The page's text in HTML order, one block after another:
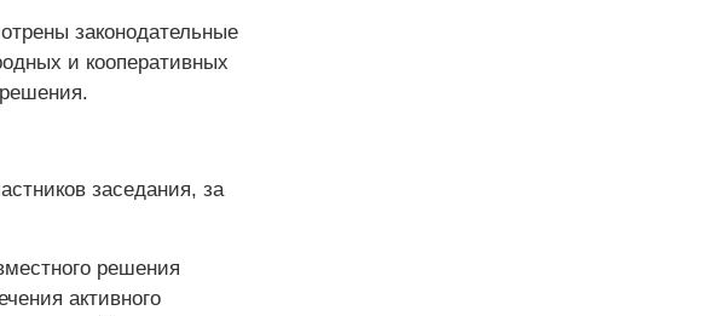
законодательные
и кооперативных
заседания, за
решения
активного